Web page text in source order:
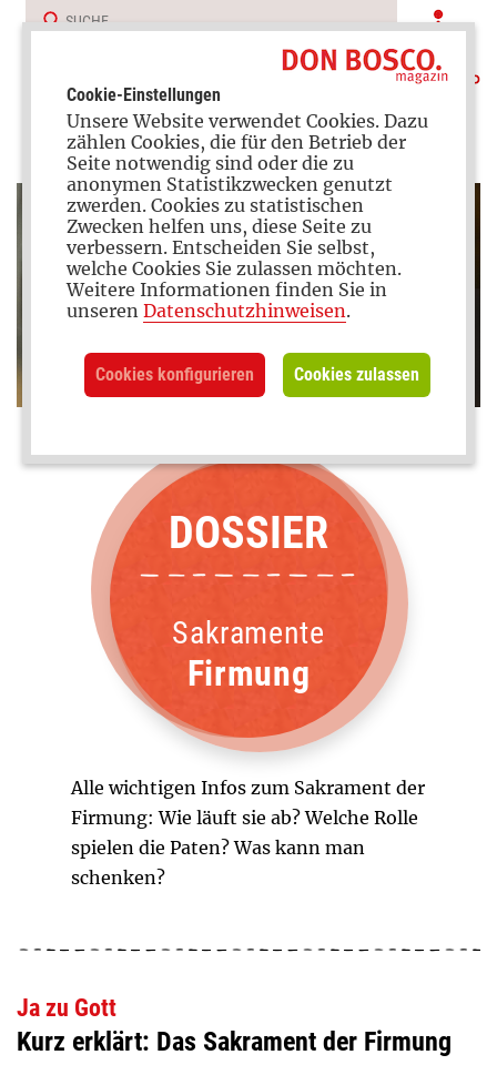
DOSSIER
Sakramente
Firmung
Alle wichtigen Infos zum Sakrament der
Firmung: Wie läuft sie ab? Welche Rolle
spielen die Paten? Was kann man
schenken?
Ja zu Gott
Kurz erklärt: Das Sakrament der Firmung
Cookie-Einstellungen
Unsere Website verwendet Cookies. Dazu
zählen Cookies, die für den Betrieb der
Seite notwendig sind oder die zu
anonymen Statistikzwecken genutzt
zwerden. Cookies zu statistischen
Zwecken helfen uns, diese Seite zu
verbessern. Entscheiden Sie selbst,
welche Cookies Sie zulassen möchten.
Weitere Informationen finden Sie in
unseren Datenschutzhinweisen.
Cookies konfigurieren Cookies zulassen